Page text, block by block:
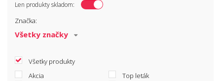
Len produkty skladom:
Značka:
Všetky produkty
Akcia
Top leták